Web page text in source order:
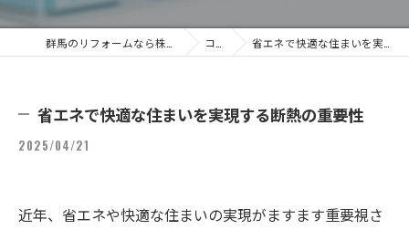
コラム 省エネで快適な住まいを実現する断熱の重要性
省エネで快適な住まいを実現する断熱の重要性
2025/04/21
近年、省エネや快適な住まいの実現がますます重要視さ